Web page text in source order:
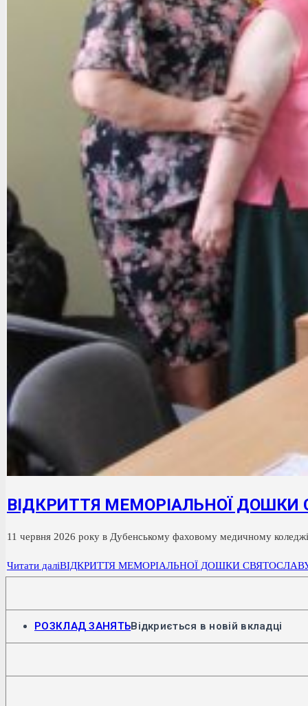
ВІДКРИТТЯ МЕМОРІАЛЬНОЇ ДОШКИ
11 червня 2026 року в Дубенському фаховому медичному
Читати даліВІДКРИТТЯ МЕМОРІАЛЬНОЇ ДОШКИ
РОЗКЛАД ЗАНЯТЬВідкриється в новій вкладці